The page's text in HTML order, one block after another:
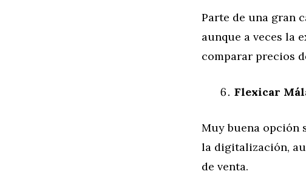
Parte de una gran
aunque a veces la
comparar precios
Flexicar
Muy buena opción
la digitalización,
de venta.